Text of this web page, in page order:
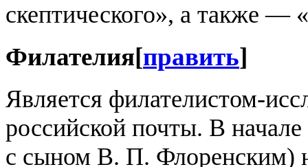
скептического», а также —
Филателия[править]
Является филателистом-
российской почты. В
с сыном В. П. Флоренским)